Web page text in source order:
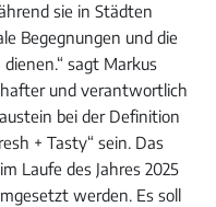
sie in Städten
Begegnungen und die
sagt Markus
und verantwortlich
bei der Definition
+ Tasty“ sein. Das
Laufe des Jahres 2025
werden. Es soll